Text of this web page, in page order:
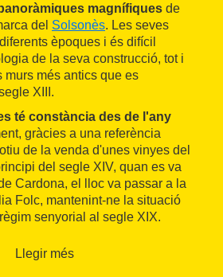
magnífiques de
del Solsonès. Les seves
èpoques i és difícil
de la seva construcció, tot i
murs més antics que es
XIII.
té constància des de l'any
gràcies a una referència
de la venda d'unes vinyes del
del segle XIV, quan es va
Cardona, el lloc va passar a la
Folc, mantenint-ne la situació
senyorial al segle XIX.
Sant Martí
Llegir més